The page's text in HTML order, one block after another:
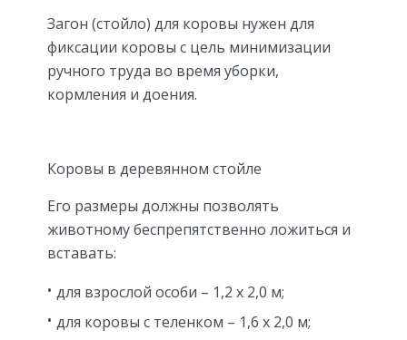
Загон (стойло) для коровы нужен для
фиксации коровы с цель минимизации
ручного труда во время уборки,
кормления и доения.
Коровы в деревянном стойле
Его размеры должны позволять
животному беспрепятственно ложиться и
вставать:
для взрослой особи – 1,2 х 2,0 м;
для коровы с теленком – 1,6 х 2,0 м;